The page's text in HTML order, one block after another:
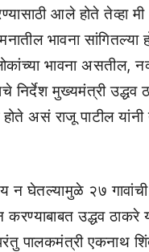
आले होते तेव्हा
भावना सांगितल्या
भावना असतील,
निर्देश मुख्यमंत्री उद्धव
होते असं राजू पाटील यांनी
न घेतल्यामुळे २७
करण्याबाबत उद्धव ठाकरे
पालकमंत्री एकनाथ